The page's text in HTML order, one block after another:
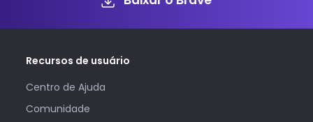
Recursos de usuário
Centro de Ajuda
Comunidade